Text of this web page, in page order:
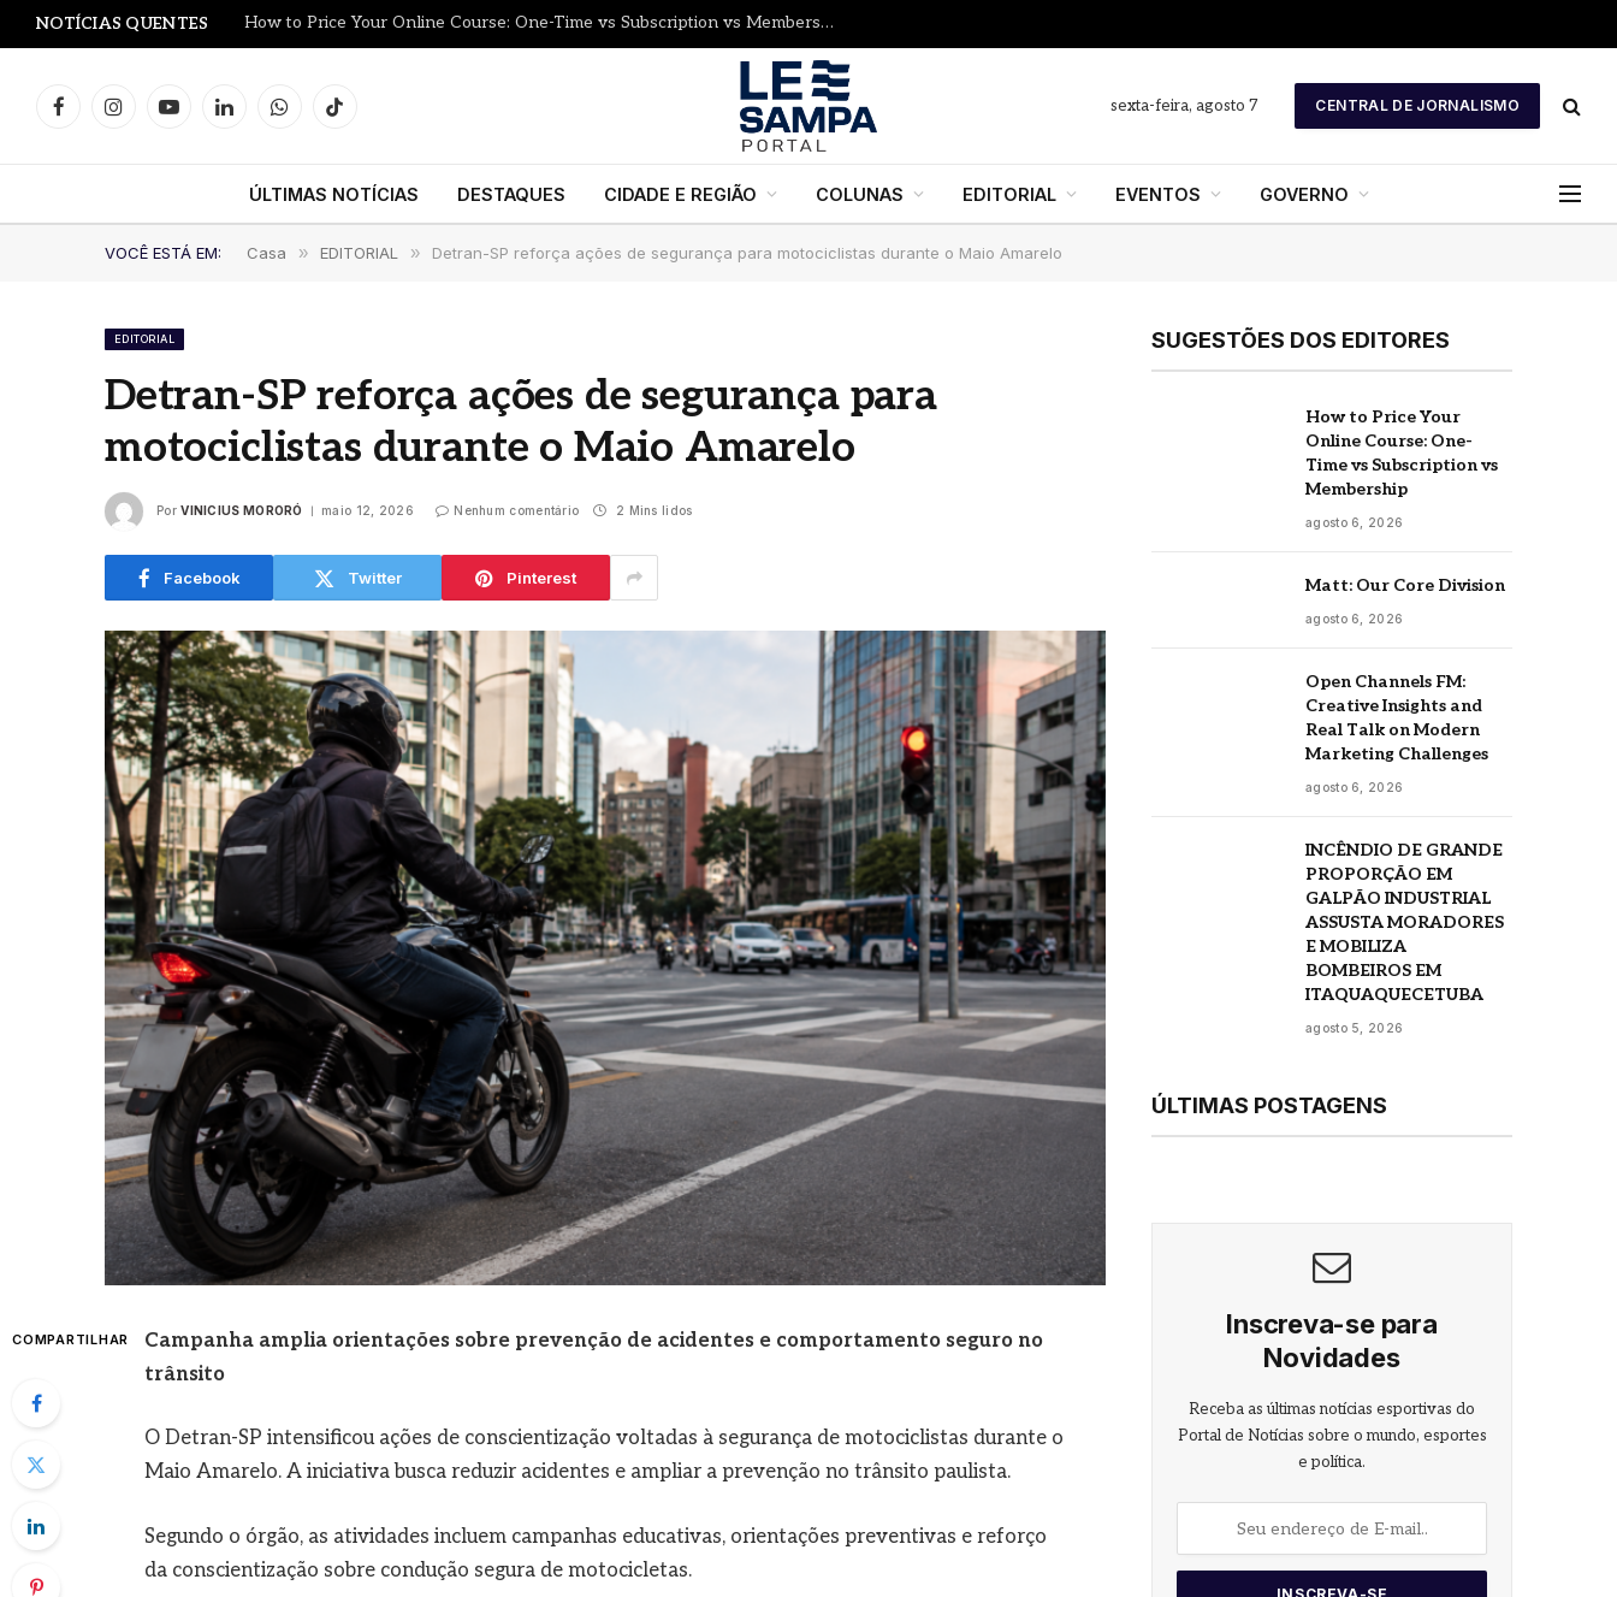
NOTÍCIAS QUENTES How to Price Your Online Course: One-Time vs Subscription vs Membership
FacebookInstagramYouTubeLinkedInWhatsAppTikTok
sexta-feira, agosto 7 CENTRAL DE JORNALISMO
ÚLTIMAS NOTÍCIAS DESTAQUES CIDADE E REGIÃO COLUNAS EDITORIAL EVENTOS GOVERNO
VOCÊ ESTÁ EM: Casa » EDITORIAL » Detran-SP reforça ações de segurança para motociclistas durante o Maio Amarelo
EDITORIAL
Detran-SP reforça ações de segurança para
motociclistas durante o Maio Amarelo
Por VINICIUS MORORÓ maio 12, 2026 Nenhum comentário 2 Mins lidos
Facebook Twitter Pinterest
COMPARTILHAR
Campanha amplia orientações sobre prevenção de acidentes e comportamento seguro no
trânsito
O Detran-SP intensificou ações de conscientização voltadas à segurança de motociclistas durante o
Maio Amarelo. A iniciativa busca reduzir acidentes e ampliar a prevenção no trânsito paulista.
Segundo o órgão, as atividades incluem campanhas educativas, orientações preventivas e reforço
da conscientização sobre condução segura de motocicletas.
SUGESTÕES DOS EDITORES
How to Price Your
Online Course: One-
Time vs Subscription vs
Membership
agosto 6, 2026
Matt: Our Core Division
agosto 6, 2026
Open Channels FM:
Creative Insights and
Real Talk on Modern
Marketing Challenges
agosto 6, 2026
INCÊNDIO DE GRANDE
PROPORÇÃO EM
GALPÃO INDUSTRIAL
ASSUSTA MORADORES
E MOBILIZA
BOMBEIROS EM
ITAQUAQUECETUBA
agosto 5, 2026
ÚLTIMAS POSTAGENS
Inscreva-se para
Novidades
Receba as últimas notícias esportivas do
Portal de Notícias sobre o mundo, esportes
e política.